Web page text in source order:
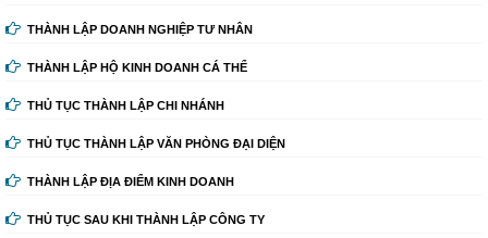
THÀNH LẬP DOANH NGHIỆP TƯ NHÂN
THÀNH LẬP HỘ KINH DOANH CÁ THỂ
THỦ TỤC THÀNH LẬP CHI NHÁNH
THỦ TỤC THÀNH LẬP VĂN PHÒNG ĐẠI DIỆN
THÀNH LẬP ĐỊA ĐIỂM KINH DOANH
THỦ TỤC SAU KHI THÀNH LẬP CÔNG TY